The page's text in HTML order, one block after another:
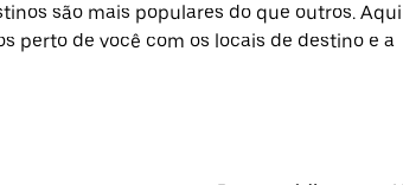
são mais populares do que outros. Aqui
perto de você com os locais de destino e a